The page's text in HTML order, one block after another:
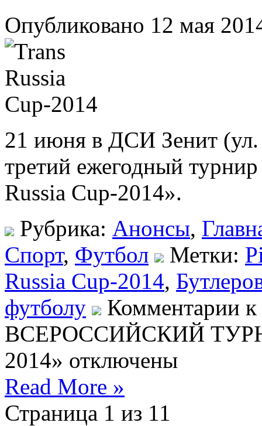
Опубликовано 12 мая
21 июня в ДСИ Зенит (ул.
третий ежегодный
Russia Cup-2014».
Рубрика: Анонсы,
Спорт, Футбол Метки:
Russia Cup-2014,
футболу
Комментарии
ВСЕРОССИЙСКИЙ
2014» отключены
Read More »
Страница 1 из 11